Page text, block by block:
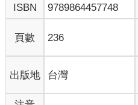
ISBN
9789864457748
頁數 236
出版地 台灣